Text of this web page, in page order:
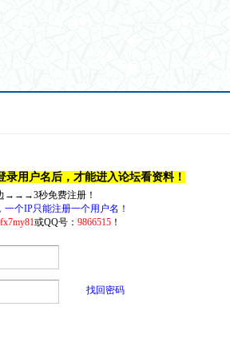
录用户名后，才能进入论坛看资料！
→→→3秒免费注册！
个IP只能注册一个用户名！
或QQ号： 9866515！
找回密码